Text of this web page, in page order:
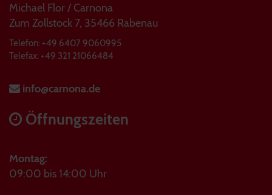
Michael Flor / Carnona
Zum Zollstock 7, 35466 Rabenau
Telefon: +49 6407 9060995
Telefax: +49 321 21066484
info@carnona.de
Öffnungszeiten
Montag:
09:00 bis 14:00 Uhr